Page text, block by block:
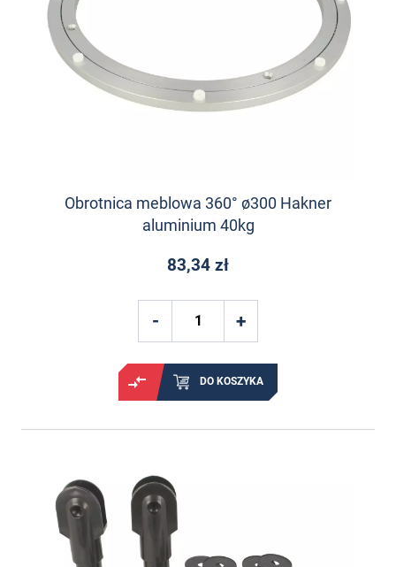
Obrotnica meblowa 360° ø300 Hakner
aluminium 40kg
83,34 zł
DO KOSZYKA